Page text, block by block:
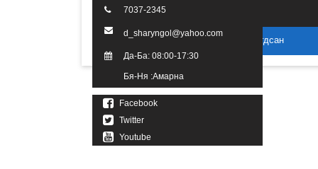
7037-2345
d_sharyngol@yahoo.com
Да-Ба: 08:00-17:30
Бя-Ня :Амарна
Facebook
Twitter
Youtube
2016 он. Бүх эрх хуулиар хамгаалагдсан